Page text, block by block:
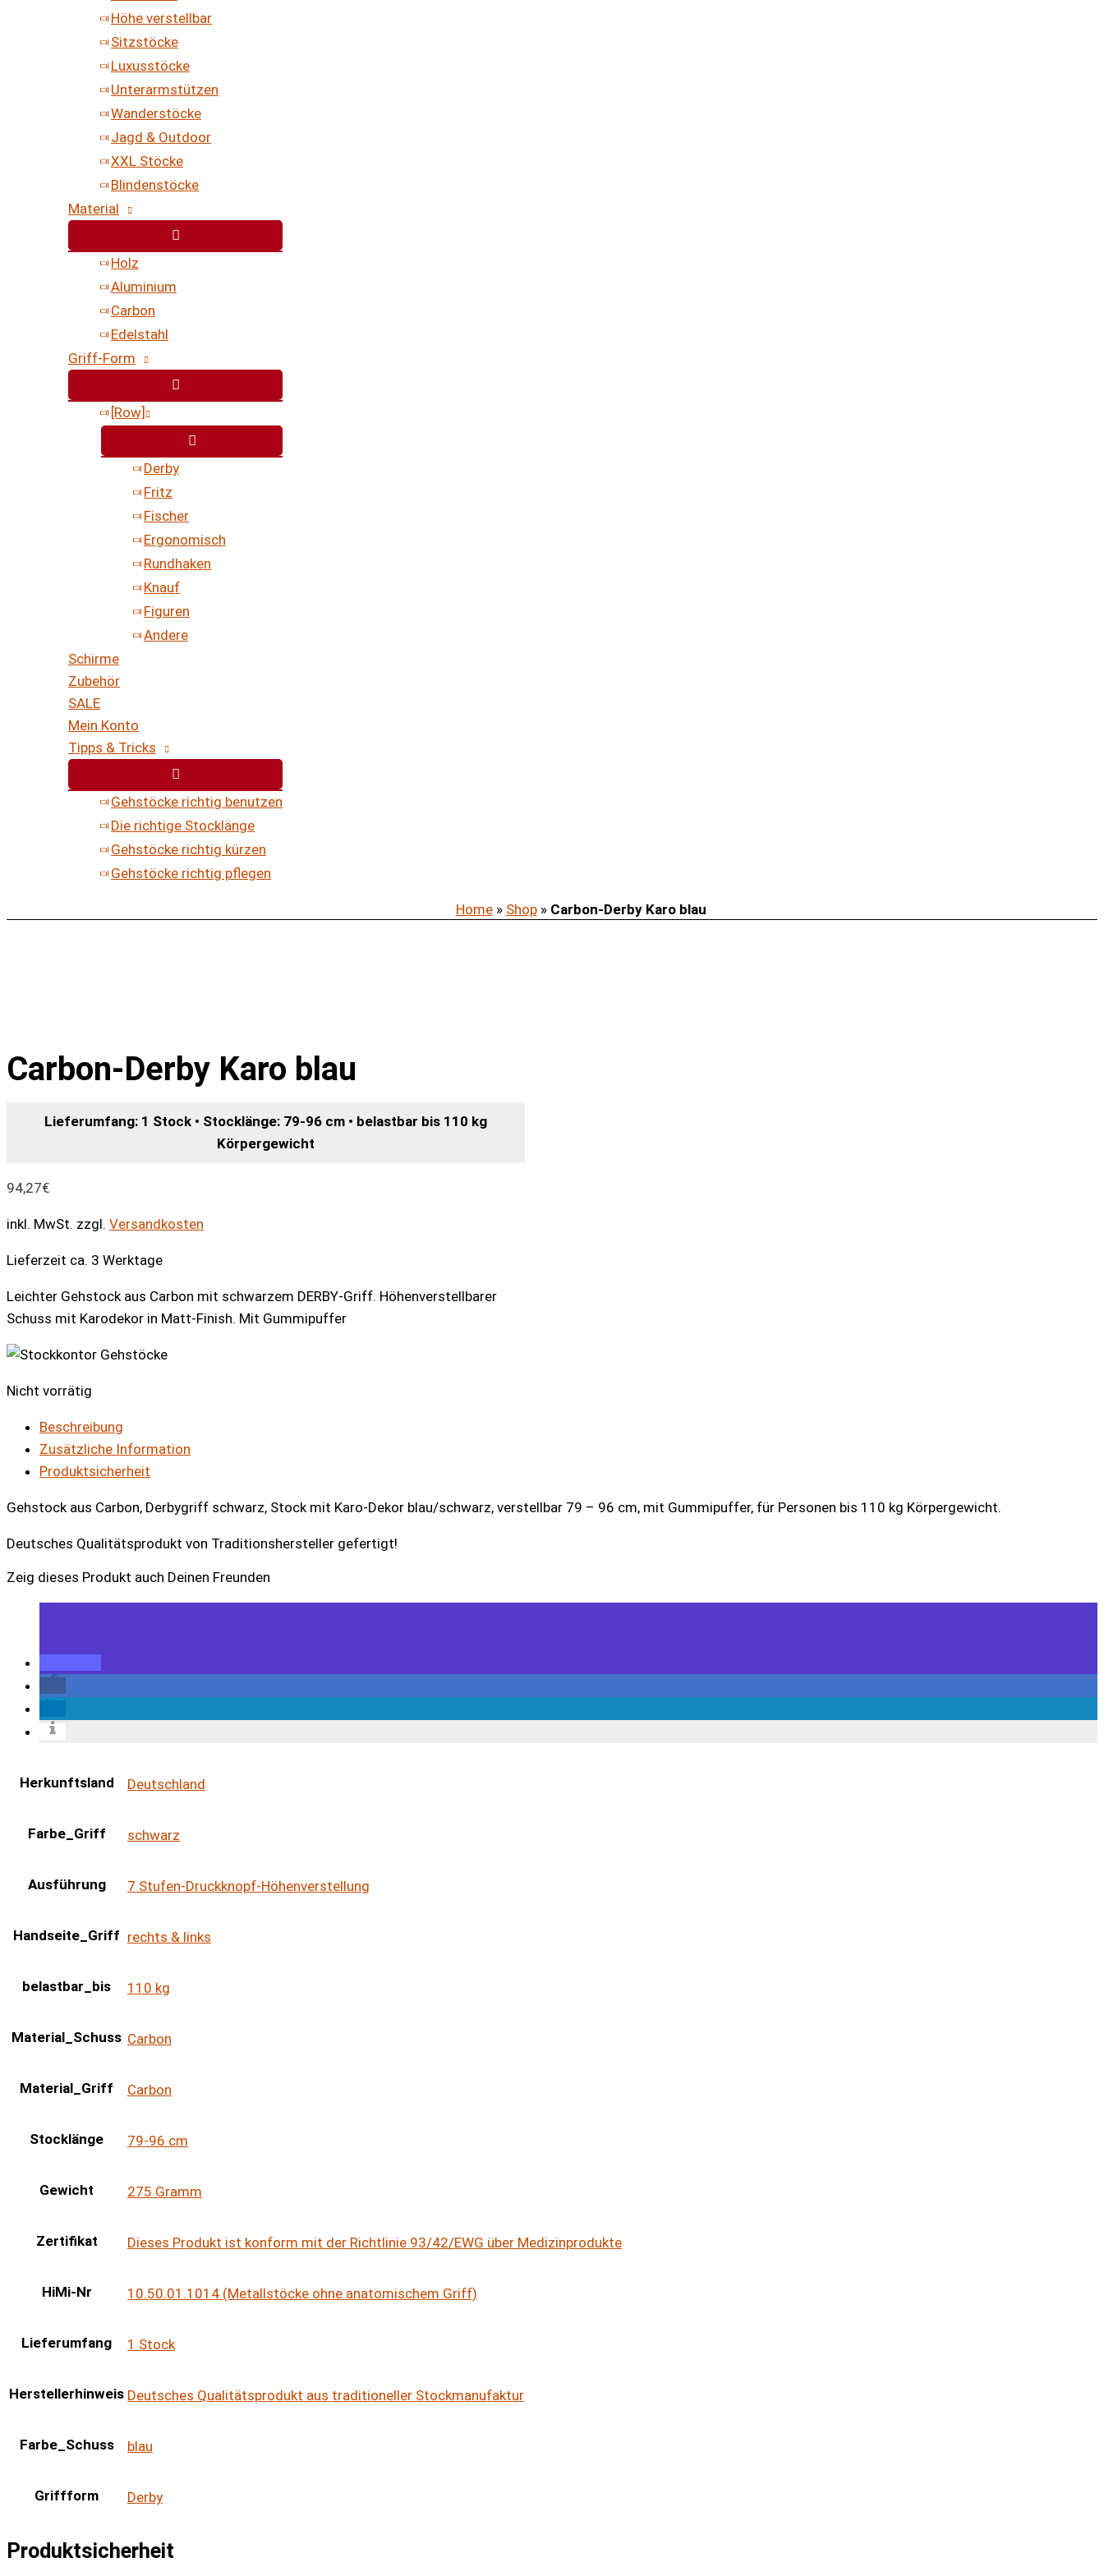
Höhe verstellbar
Sitzstöcke
Luxusstöcke
Unterarmstützen
Wanderstöcke
Jagd & Outdoor
XXL Stöcke
Blindenstöcke
Material
Holz
Aluminium
Carbon
Edelstahl
Griff-Form
[Row]
Derby
Fritz
Fischer
Ergonomisch
Rundhaken
Knauf
Figuren
Andere
Schirme
Zubehör
SALE
Mein Konto
Tipps & Tricks
Gehstöcke richtig benutzen
Die richtige Stocklänge
Gehstöcke richtig kürzen
Gehstöcke richtig pflegen
Home» Shop» Carbon-Derby Karo blau
Carbon-Derby Karo blau
Lieferumfang: 1 Stock • Stocklänge: 79-96 cm • belastbar bis 110 kg
Körpergewicht
94,27€
inkl. MwSt. zzgl. Versandkosten
Lieferzeit ca. 3 Werktage
Leichter Gehstock aus Carbon mit schwarzem DERBY-Griff. Höhenverstellbarer
Schuss mit Karodekor in Matt-Finish. Mit Gummipuffer
Nicht vorrätig
Beschreibung
Zusätzliche Information
Produktsicherheit
Gehstock aus Carbon, Derbygriff schwarz, Stock mit Karo-Dekor blau/schwarz, verstellbar 79 – 96 cm, mit Gummipuffer, für Personen bis 110 kg Körpergewicht.
Deutsches Qualitätsprodukt von Traditionshersteller gefertigt!
Zeig dieses Produkt auch Deinen Freunden
Herkunftsland Deutschland
Farbe_Griff schwarz
Ausführung 7 Stufen-Druckknopf-Höhenverstellung
Handseite_Griff rechts & links
belastbar_bis 110 kg
Material_Schuss Carbon
Material_Griff Carbon
Stocklänge 79-96 cm
Gewicht 275 Gramm
Zertifikat Dieses Produkt ist konform mit der Richtlinie 93/42/EWG über Medizinprodukte
HiMi-Nr 10.50.01.1014 (Metallstöcke ohne anatomischem Griff)
Lieferumfang 1 Stock
Herstellerhinweis Deutsches Qualitätsprodukt aus traditioneller Stockmanufaktur
Farbe_Schuss blau
Griffform Derby
Produktsicherheit